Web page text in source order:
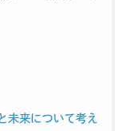
未来について考え